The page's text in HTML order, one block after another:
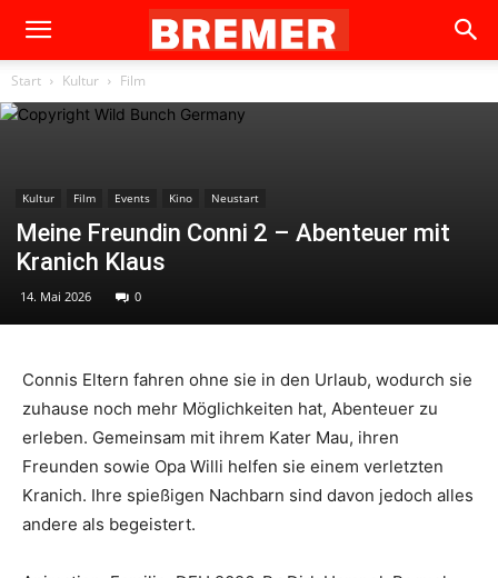
Start Kultur Film
Kultur Film Events Kino Neustart
Meine Freundin Conni 2 – Abenteuer mit
Kranich Klaus
14. Mai 2026 0
Connis Eltern fahren ohne sie in den Urlaub, wodurch sie
zuhause noch mehr Möglichkeiten hat, Abenteuer zu
erleben. Gemeinsam mit ihrem Kater Mau, ihren
Freunden sowie Opa Willi helfen sie einem verletzten
Kranich. Ihre spießigen Nachbarn sind davon jedoch alles
andere als begeistert.